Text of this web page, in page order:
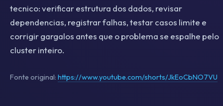
tecnico: verificar estrutura dos dados, revisar
dependencias, registrar falhas, testar casos limite e
corrigir gargalos antes que o problema se espalhe pelo
cluster inteiro.
Fonte original: https://www.youtube.com/shorts/JkEoCbNO7VU